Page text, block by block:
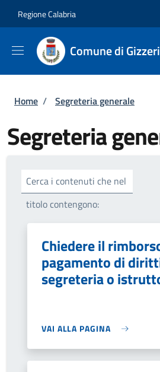
Regione Calabria
Comune di
Briciole di pane
Home / Segreteria generale
Segreteria
Cerca i contenuti che nel
titolo contengono:
Chiedere il
pagamento di
segreteria o
VAI ALLA PAGINA